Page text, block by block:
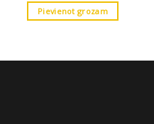
Pievienot grozam